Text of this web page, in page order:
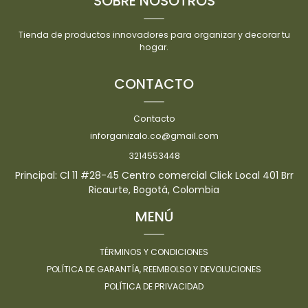
Tienda de productos innovadores para organizar y decorar tu
hogar.
CONTACTO
Contacto
inforganizalo.co@gmail.com
3214553448
Principal: Cl 11 #28-45 Centro comercial Click Local 401 Brr
Ricaurte, Bogotá, Colombia
MENÚ
TÉRMINOS Y CONDICIONES
POLÍTICA DE GARANTÍA, REEMBOLSO Y DEVOLUCIONES
POLÍTICA DE PRIVACIDAD